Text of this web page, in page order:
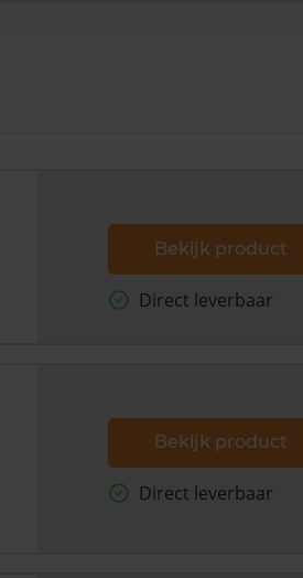
Bekijk product
Direct leverbaar
Bekijk product
Direct leverbaar